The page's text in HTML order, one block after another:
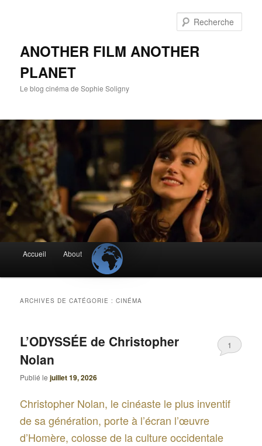
ANOTHER FILM ANOTHER
PLANET
Le blog cinéma de Sophie Soligny
principal
Accueil About
ARCHIVES DE CATÉGORIE :CINÉMA
L’ODYSSÉE de Christopher
Nolan
Publié lejuillet 19, 2026
1
Christopher Nolan, le cinéaste le plus inventif
de sa génération, porte à l’écran l’œuvre
d’Homère, colosse de la culture occidentale